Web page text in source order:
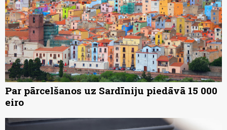
Par pārcelšanos uz Sardīniju piedāvā 15 000
eiro